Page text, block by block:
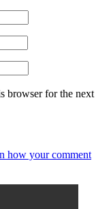
browser for the next
how your comment